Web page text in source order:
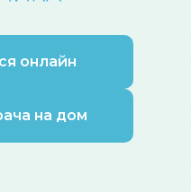
онлайн
на дом